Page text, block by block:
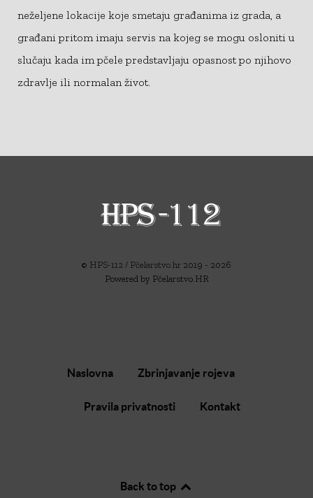
neželjene lokacije koje smetaju građanima iz grada, a
građani pritom imaju servis na kojeg se mogu osloniti u
slučaju kada im pčele predstavljaju opasnost po njihovo
zdravlje ili normalan život.
© HPS-112 / Pčelarstvo.hr 2019 - 2026
Powered by Pčelarstvo.HR
Naslovna Zbrinjavanje rojeva
Pravila privatnosti Kontakt
Back to top